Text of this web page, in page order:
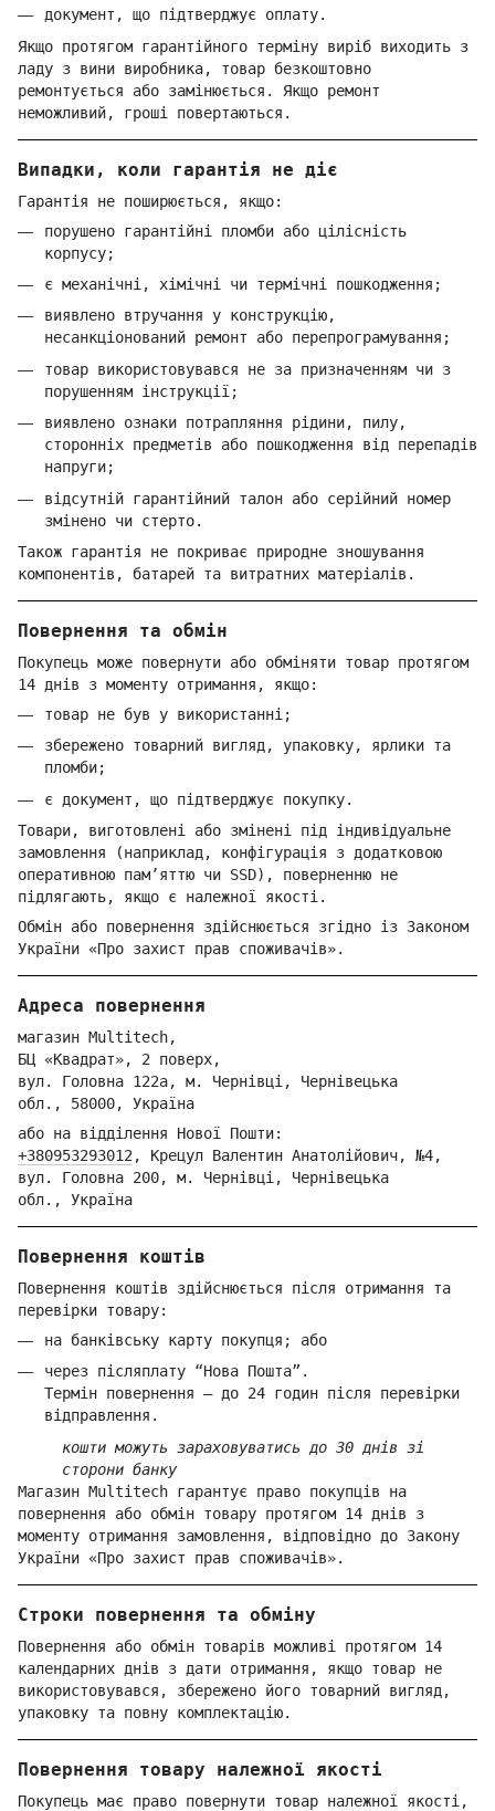
документ, що підтверджує оплату.
Якщо протягом гарантійного терміну виріб виходить з
ладу з вини виробника, товар безкоштовно
ремонтується або замінюється. Якщо ремонт
неможливий, гроші повертаються.
Випадки, коли гарантія не діє
Гарантія не поширюється, якщо:
порушено гарантійні пломби або цілісність
корпусу;
є механічні, хімічні чи термічні пошкодження;
виявлено втручання у конструкцію,
несанкціонований ремонт або перепрограмування;
товар використовувався не за призначенням чи з
порушенням інструкції;
виявлено ознаки потрапляння рідини, пилу,
сторонніх предметів або пошкодження від перепадів
напруги;
відсутній гарантійний талон або серійний номер
змінено чи стерто.
Також гарантія не покриває природне зношування
компонентів, батарей та витратних матеріалів.
Повернення та обмін
Покупець може повернути або обміняти товар протягом
14 днів з моменту отримання, якщо:
товар не був у використанні;
збережено товарний вигляд, упаковку, ярлики та
пломби;
є документ, що підтверджує покупку.
Товари, виготовлені або змінені під індивідуальне
замовлення (наприклад, конфігурація з додатковою
оперативною пам’яттю чи SSD), поверненню не
підлягають, якщо є належної якості.
Обмін або повернення здійснюється згідно із Законом
України «Про захист прав споживачів».
Адреса повернення
магазин Multitech,
БЦ «Квадрат», 2 поверх,
вул. Головна 122а, м. Чернівці, Чернівецька
обл., 58000, Україна
або на відділення Нової Пошти:
+380953293012 , Крецул Валентин Анатолійович, №4,
вул. Головна 200, м. Чернівці, Чернівецька
обл., Україна
Повернення коштів
Повернення коштів здійснюється після отримання та
перевірки товару:
на банківську карту покупця; або
через післяплату “Нова Пошта”.
Термін повернення — до 24 годин після перевірки
відправлення.
кошти можуть зараховуватись до 30 днів зі
сторони банку
Магазин Multitech гарантує право покупців на
повернення або обмін товару протягом 14 днів з
моменту отримання замовлення, відповідно до Закону
України «Про захист прав споживачів».
Строки повернення та обміну
Повернення або обмін товарів можливі протягом 14
календарних днів з дати отримання, якщо товар не
використовувався, збережено його товарний вигляд,
упаковку та повну комплектацію.
Повернення товару належної якості
Покупець має право повернути товар належної якості,